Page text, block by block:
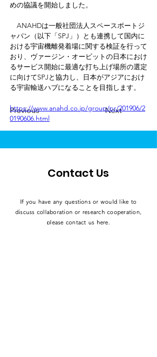
Previous Next
めの協議を開始しました。
ANAHDは一般社団法人スペースポートジ
ャパン（以下「SPJ」）とも連携して国内に
おける宇宙機離発着場に関する検証を行って
おり、ヴァージン・オービットの日本におけ
るサービス開始に最適な打ち上げ場所の選定
に向けてSPJと協力し、日本がアジアにおけ
る宇宙輸送ハブになることを目指します。
https://www.anahd.co.jp/group/pr/201906/2
0190606.html
Contact Us
If you have any questions or would like to
discuss collaboration or research cooperation,
please contact us here.